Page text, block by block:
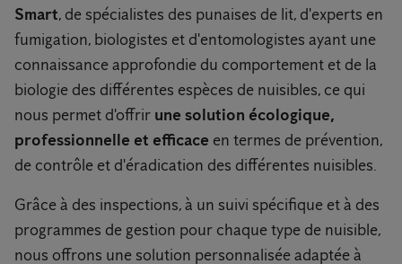
Smart, de spécialistes des punaises de lit, d'experts en
fumigation, biologistes et d'entomologistes ayant une
connaissance approfondie du comportement et de la
biologie des différentes espèces de nuisibles, ce qui
nous permet d'offrir une solution écologique,
professionnelle et efficace en termes de prévention,
de contrôle et d'éradication des différentes nuisibles.
Grâce à des inspections, à un suivi spécifique et à des
programmes de gestion pour chaque type de nuisible,
nous offrons une solution personnalisée adaptée à